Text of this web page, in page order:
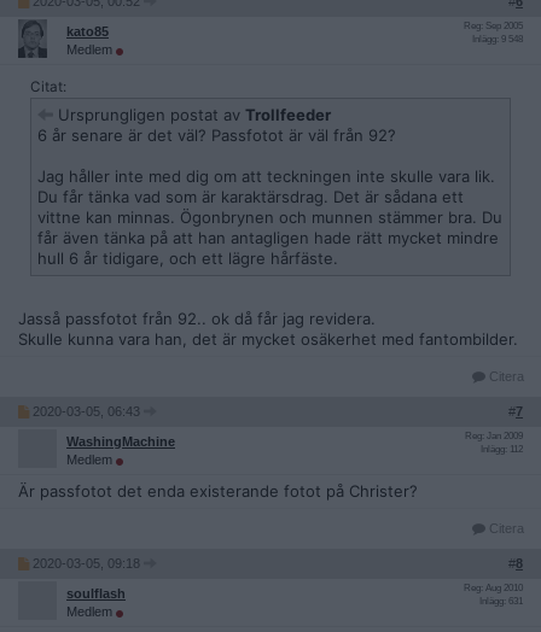
kato85
Medlem
Reg: Sep 2005
Inlägg: 9 548
Citat:
Ursprungligen postat av Trollfeeder
6 år senare är det väl? Passfotot är väl från 92?
Jag håller inte med dig om att teckningen inte skulle vara lik.
Du får tänka vad som är karaktärsdrag. Det är sådana ett
vittne kan minnas. Ögonbrynen och munnen stämmer bra. Du
får även tänka på att han antagligen hade rätt mycket mindre
hull 6 år tidigare, och ett lägre hårfäste.
Jasså passfotot från 92.. ok då får jag revidera.
Skulle kunna vara han, det är mycket osäkerhet med fantombilder.
Citera
2020-03-05, 06:43 #7
WashingMachine
Medlem
Reg: Jan 2009
Inlägg: 112
Är passfotot det enda existerande fotot på Christer?
Citera
2020-03-05, 09:18 #8
soulflash
Medlem
Reg: Aug 2010
Inlägg: 631